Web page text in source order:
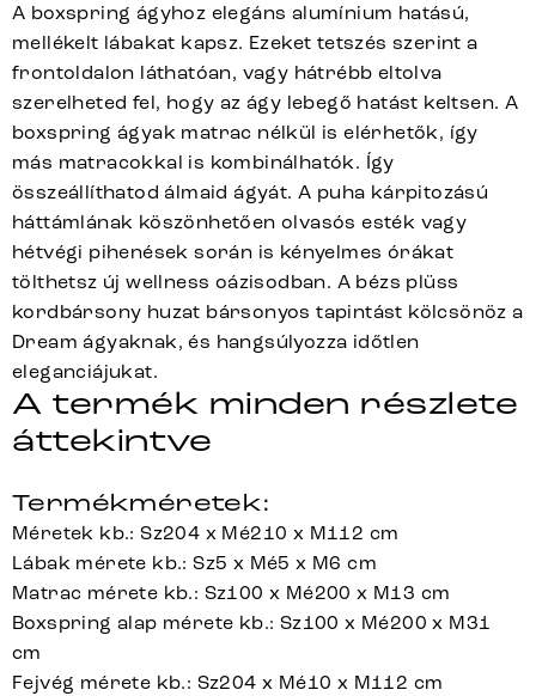
A boxspring ágyhoz elegáns alumínium hatású,
mellékelt lábakat kapsz. Ezeket tetszés szerint a
frontoldalon láthatóan, vagy hátrébb eltolva
szerelheted fel, hogy az ágy lebegő hatást keltsen. A
boxspring ágyak matrac nélkül is elérhetők, így
más matracokkal is kombinálhatók. Így
összeállíthatod álmaid ágyát. A puha kárpitozású
háttámlának köszönhetően olvasós esték vagy
hétvégi pihenések során is kényelmes órákat
tölthetsz új wellness oázisodban. A bézs plüss
kordbársony huzat bársonyos tapintást kölcsönöz a
Dream ágyaknak, és hangsúlyozza időtlen
eleganciájukat.
A termék minden részlete
áttekintve
Termékméretek:
Méretek kb.: Sz204 x Mé210 x M112 cm
Lábak mérete kb.: Sz5 x Mé5 x M6 cm
Matrac mérete kb.: Sz100 x Mé200 x M13 cm
Boxspring alap mérete kb.: Sz100 x Mé200 x M31
cm
Fejvég mérete kb.: Sz204 x Mé10 x M112 cm